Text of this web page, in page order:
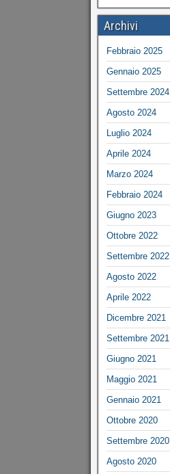
Archivi
Febbraio 2025
Gennaio 2025
Settembre 2024
Agosto 2024
Luglio 2024
Aprile 2024
Marzo 2024
Febbraio 2024
Giugno 2023
Ottobre 2022
Settembre 2022
Agosto 2022
Aprile 2022
Dicembre 2021
Settembre 2021
Giugno 2021
Maggio 2021
Gennaio 2021
Ottobre 2020
Settembre 2020
Agosto 2020